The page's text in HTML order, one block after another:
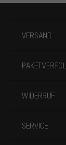
VERSAND
WIDERRUF
SERVICE